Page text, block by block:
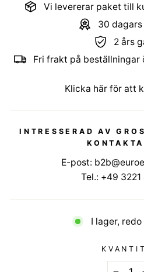
Vi levererar paket till
30
2 års
Fri frakt på beställningar
Klicka här för att
INTRESSERAD AV
E-post:
Tel.: +49 3221
I lager,